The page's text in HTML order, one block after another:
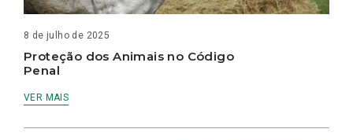
8 de julho de 2025
Proteção dos Animais no Código
Penal
VER MAIS